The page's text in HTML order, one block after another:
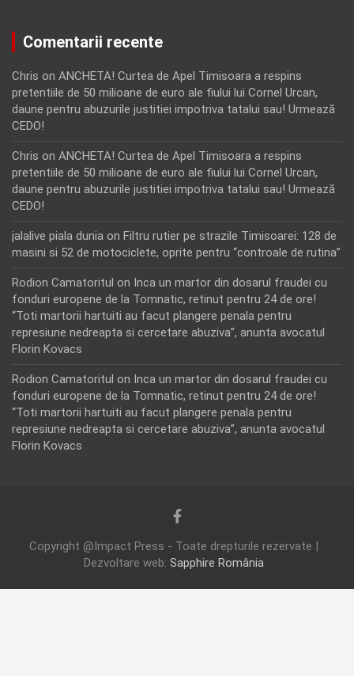
Comentarii recente
Chris on ANCHETA! Curtea de Apel Timisoara a respins
pretentiile de 50 milioane de euro ale fiului lui Cornel Urcan,
daune pentru abuzurile justitiei impotriva tatalui sau! Urmează
CEDO!
Chris on ANCHETA! Curtea de Apel Timisoara a respins
pretentiile de 50 milioane de euro ale fiului lui Cornel Urcan,
daune pentru abuzurile justitiei impotriva tatalui sau! Urmează
CEDO!
jalalive piala dunia on Filtru rutier pe strazile Timisoarei: 128 de
masini si 52 de motociclete, oprite pentru “controale de rutina”
Rodion Camatoritul on Inca un martor din dosarul fraudei cu
fonduri europene de la Tomnatic, retinut pentru 24 de ore!
“Toti martorii hartuiti au facut plangere penala pentru
represiune nedreapta si cercetare abuziva”, anunta avocatul
Florin Kovacs
Rodion Camatoritul on Inca un martor din dosarul fraudei cu
fonduri europene de la Tomnatic, retinut pentru 24 de ore!
“Toti martorii hartuiti au facut plangere penala pentru
represiune nedreapta si cercetare abuziva”, anunta avocatul
Florin Kovacs
Copyright @Impact Press - Toate drepturile rezervate |
Dezvoltare web: Sapphire România